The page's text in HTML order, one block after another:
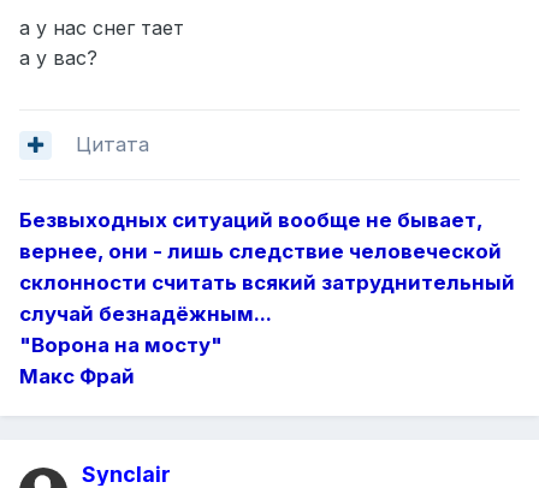
а у нас снег тает
а у вас?
Цитата
Безвыходных ситуаций вообще не бывает,
вернее, они - лишь следствие человеческой
склонности считать всякий затруднительный
случай безнадёжным...
"Ворона на мосту"
Макс Фрай
Synclair